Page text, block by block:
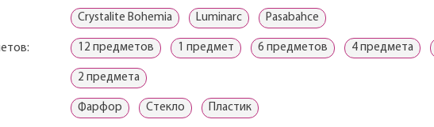
Crystalite Bohemia Luminarc Pasabahce
12 предметов 1 предмет 6 предметов 4 предмета
2 предмета
Фарфор Стекло Пластик